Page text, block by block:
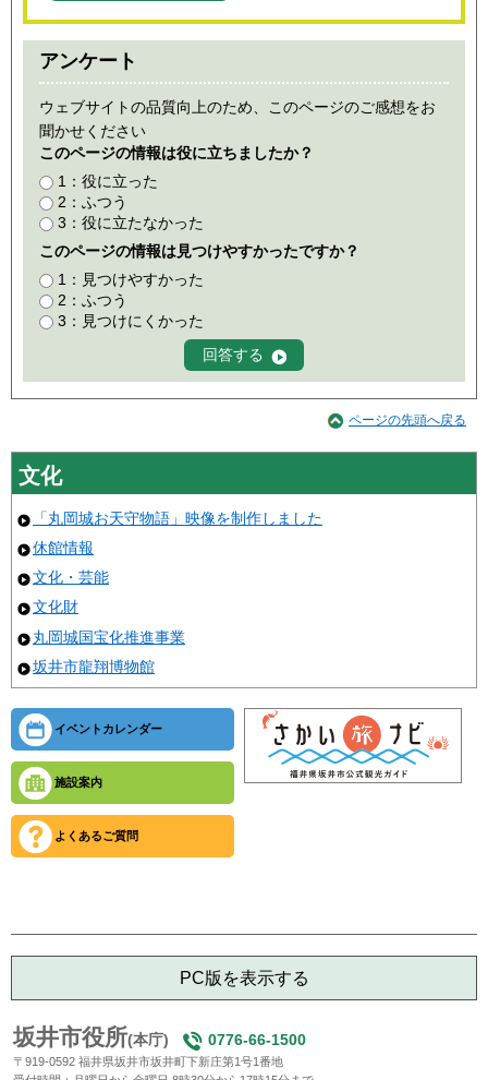
アンケート
ウェブサイトの品質向上のため、このページのご感想をお
聞かせください
このページの情報は役に立ちましたか？
1：役に立った
2：ふつう
3：役に立たなかった
このページの情報は見つけやすかったですか？
1：見つけやすかった
2：ふつう
3：見つけにくかった
ページの先頭へ戻る
文化
「丸岡城お天守物語」映像を制作しました
休館情報
文化・芸能
文化財
丸岡城国宝化推進事業
坂井市龍翔博物館
イベントカレンダー
施設案内
よくあるご質問
PC版を表示する
坂井市役所(本庁) 0776-66-1500
〒919-0592 福井県坂井市坂井町下新庄第1号1番地